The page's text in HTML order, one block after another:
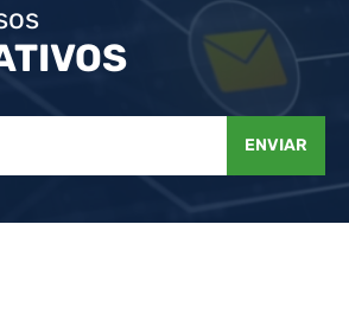
ENVIAR